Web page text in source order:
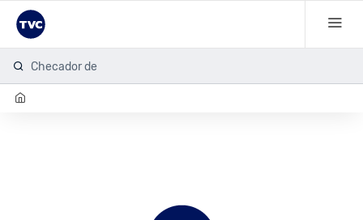
Checador de